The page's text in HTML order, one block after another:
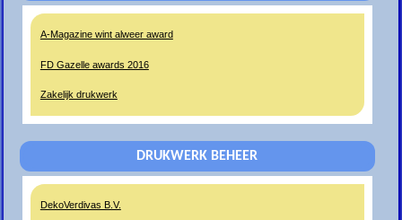
A-Magazine wint alweer award
FD Gazelle awards 2016
Zakelijk drukwerk
DRUKWERK BEHEER
DekoVerdivas B.V.